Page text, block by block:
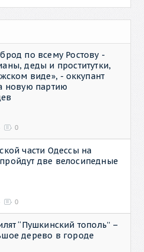
по всему Ростову -
деды и проститутки,
виде», - оккупант
новую партию
0
части Одессы на
две велосипедные
0
“Пушкинский тополь” –
дерево в городе